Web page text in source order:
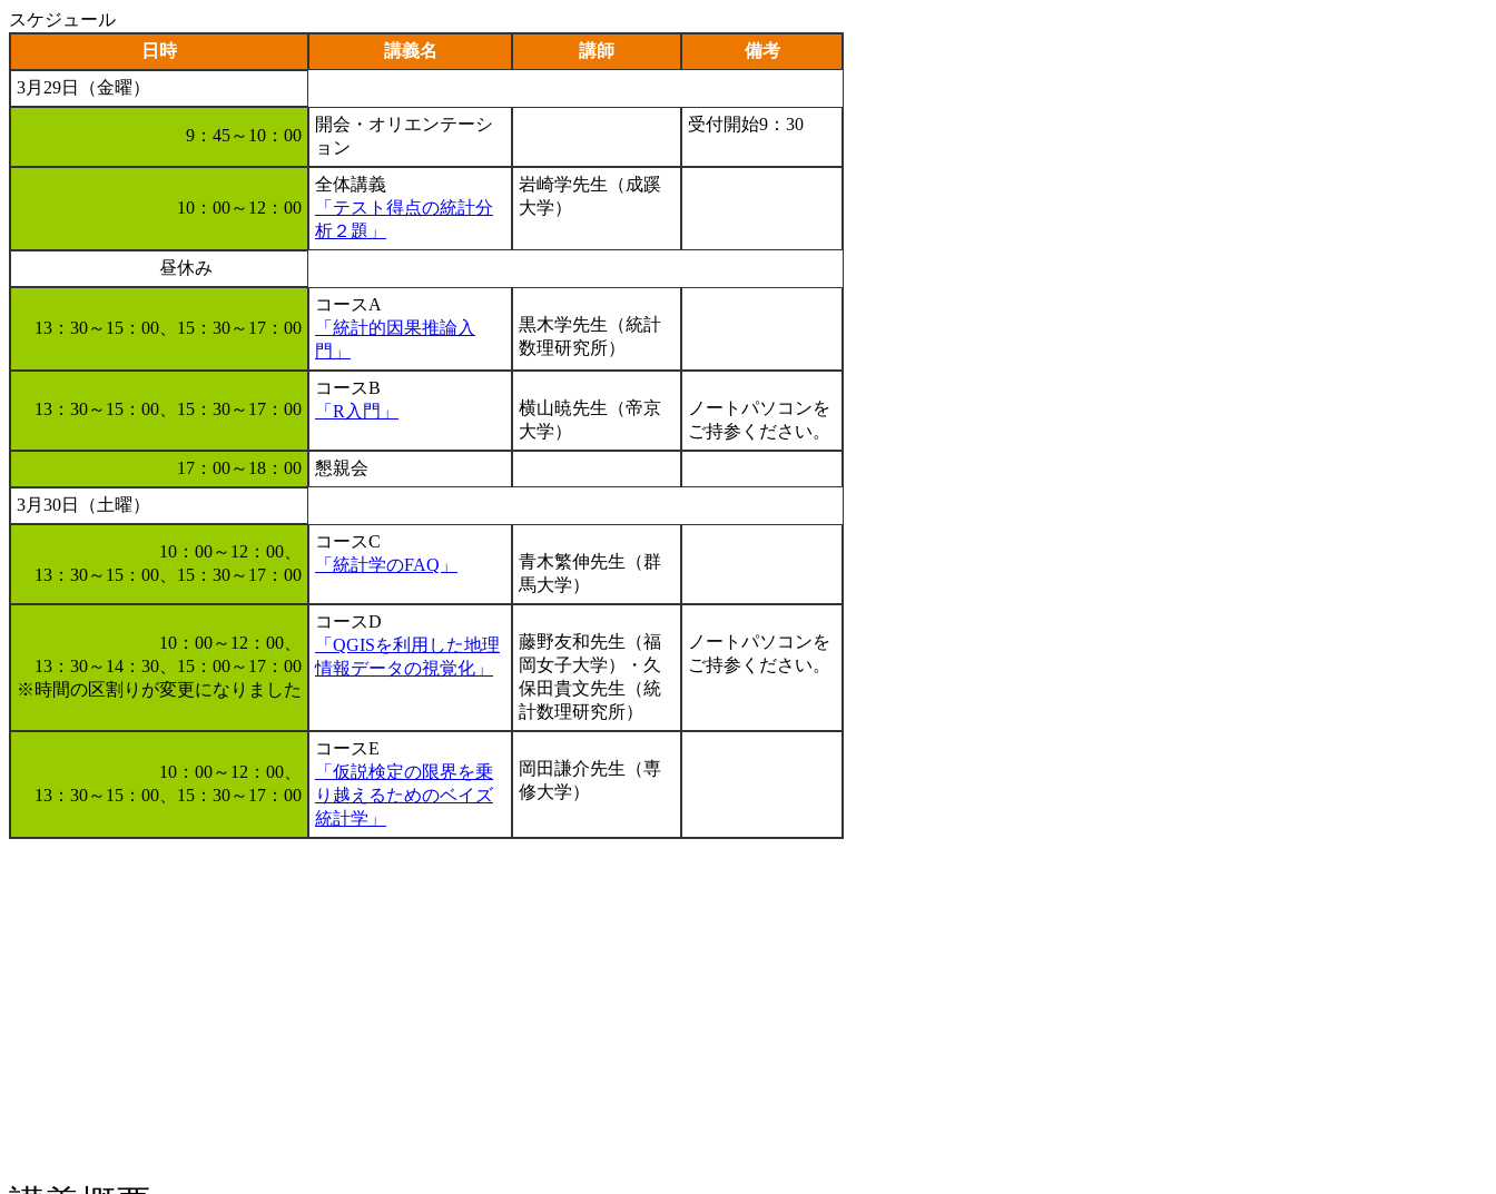
スケジュール
日時
講義名 講師
備考
3月29日（金曜）
9：45～10：00
開会・オリエンテーシ
ョン
受付開始9：30
10：00～12：00
全体講義
「テスト得点の統計分
析２題」
岩崎学先生（成蹊
大学）
昼休み
13：30～15：00、15：30～17：00
コースA
「統計的因果推論入
門」
黒木学先生（統計
数理研究所）
13：30～15：00、15：30～17：00
コースB
「R入門」
横山暁先生（帝京
大学）
ノートパソコンを
ご持参ください。
17：00～18：00
懇親会
3月30日（土曜）
10：00～12：00、
13：30～15：00、15：30～17：00
コースC
「統計学のFAQ」
青木繁伸先生（群
馬大学）
10：00～12：00、
13：30～14：30、15：00～17：00
※時間の区割りが変更になりました
コースD
「QGISを利用した地理
情報データの視覚化」
藤野友和先生（福
岡女子大学）・久
保田貴文先生（統
計数理研究所）
ノートパソコンを
ご持参ください。
10：00～12：00、
13：30～15：00、15：30～17：00
コースE
「仮説検定の限界を乗
り越えるためのベイズ
統計学」
岡田謙介先生（専
修大学）